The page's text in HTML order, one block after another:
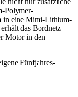
Polymer-
in eine Mimi-Lithium-
das Bordnetz
Motor in den
Fünfjahres-